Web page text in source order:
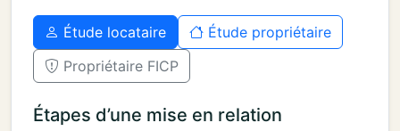
Étude locataire
Étude propriétaire
Propriétaire FICP
Étapes d’une mise en relation